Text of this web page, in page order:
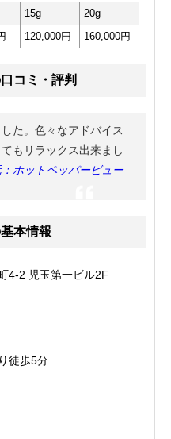
15g
20g
120,000円 160,000円
コミ・評判
た。色々なアドバイス
もリラックス出来まし
：ホットペッパービュー
本情報
4-2 児玉第一ビル2F
徒歩5分